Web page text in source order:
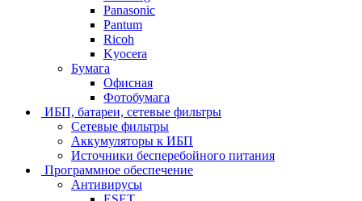
Panasonic
Pantum
Ricoh
Kyocera
Бумага
Офисная
Фотобумага
ИБП, батареи, сетевые фильтры
Сетевые фильтры
Аккумуляторы к ИБП
Источники бесперебойного питания
Программное обеспечение
Антивирусы